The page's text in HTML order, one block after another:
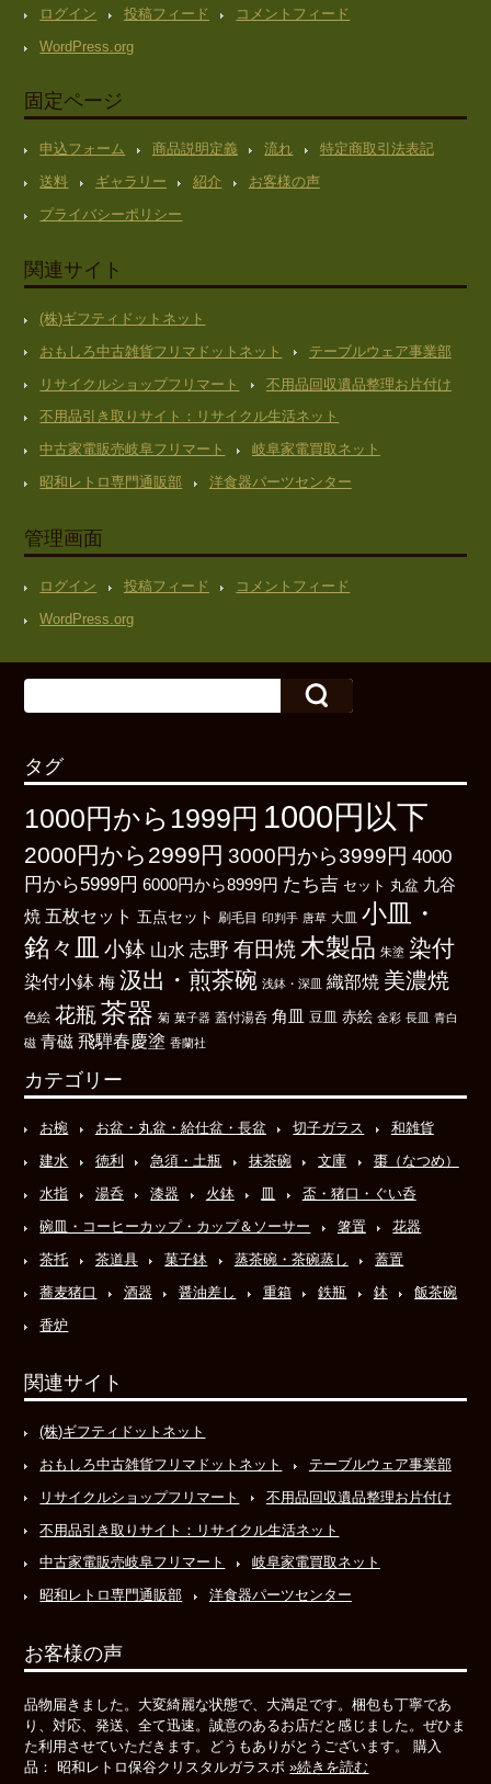
ログイン 投稿フィード
コメントフィード
WordPress.org
固定ページ
申込フォーム 商品説明定義 流れ
特定商取引法表記
送料
ギャラリー 紹介
お客様の声
プライバシーポリシー
関連サイト
(株)ギフティドットネット
おもしろ中古雑貨フリマドットネット
テーブルウェア事業部
リサイクルショップフリマート
不用品回収遺品整理お片付け
不用品引き取りサイト：リサイクル生活ネット
中古家電販売岐阜フリマート
岐阜家電買取ネット
昭和レトロ専門通販部
洋食器パーツセンター
管理画面
ログイン 投稿フィード
コメントフィード
WordPress.org
タグ
1000円から1999円 1000円以下
2000円から2999円 3000円から3999円 4000
円から5999円 6000円から8999円 たち吉 セット 丸盆 九谷
焼 五枚セット 五点セット 刷毛目 印判手 唐草 大皿 小皿・
銘々皿 小鉢 山水 志野 有田焼 木製品 朱塗 染付
染付小鉢 梅 汲出・煎茶碗 浅鉢・深皿 織部焼 美濃焼
色絵 花瓶 茶器 菊 菓子器 蓋付湯呑 角皿 豆皿 赤絵 金彩 長皿 青白
磁 青磁 飛騨春慶塗 香蘭社
カテゴリー
お椀 お盆・丸盆・給仕盆・長盆 切子ガラス
和雑貨
建水
徳利 急須・土瓶 抹茶碗 文庫
棗（なつめ）
水指
湯呑 漆器 火鉢 皿
盃・猪口・ぐい呑
碗皿・コーヒーカップ・カップ＆ソーサー
箸置
花器
茶托
茶道具 菓子鉢 蒸茶碗・茶碗蒸し
蓋置
蕎麦猪口
酒器 醤油差し 重箱 鉄瓶 鉢
飯茶碗
香炉
関連サイト
(株)ギフティドットネット
おもしろ中古雑貨フリマドットネット
テーブルウェア事業部
リサイクルショップフリマート
不用品回収遺品整理お片付け
不用品引き取りサイト：リサイクル生活ネット
中古家電販売岐阜フリマート
岐阜家電買取ネット
昭和レトロ専門通販部
洋食器パーツセンター
お客様の声
品物届きました。大変綺麗な状態で、大満足です。梱包も丁寧であ
り、対応、発送、全て迅速。誠意のあるお店だと感じました。ぜひま
た利用させていただきます。どうもありがとうございます。 購入
品： 昭和レトロ保谷クリスタルガラスボ»続きを読む